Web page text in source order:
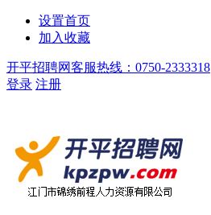
设置首页
加入收藏
开平招聘网客服热线：0750-2333318
登录 注册